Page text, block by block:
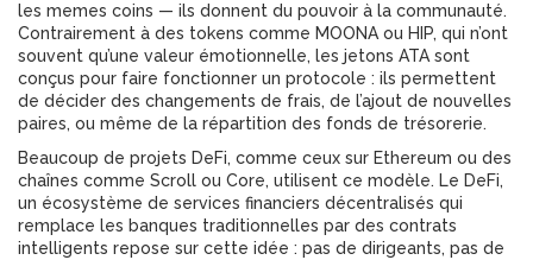
les memes coins — ils donnent du pouvoir à la communauté.
Contrairement à des tokens comme MOONA ou HIP, qui n’ont
souvent qu’une valeur émotionnelle, les jetons ATA sont
conçus pour faire fonctionner un protocole : ils permettent
de décider des changements de frais, de l’ajout de nouvelles
paires, ou même de la répartition des fonds de trésorerie.
Beaucoup de projets DeFi, comme ceux sur Ethereum ou des
chaînes comme Scroll ou Core, utilisent ce modèle. Le DeFi,
un écosystème de services financiers décentralisés qui
remplace les banques traditionnelles par des contrats
intelligents repose sur cette idée : pas de dirigeants, pas de